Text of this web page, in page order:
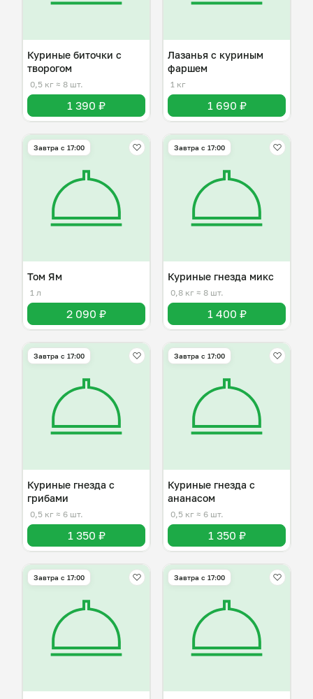
Куриные биточки с
творогом
0,5 кг ≈ 8 шт.
1 390 ₽
Лазанья с куриным
фаршем
1 кг
1 690 ₽
Завтра c 17:00
Том Ям
1 л
2 090 ₽
Завтра c 17:00
Куриные гнезда микс
0,8 кг ≈ 8 шт.
1 400 ₽
Завтра c 17:00
Куриные гнезда с
грибами
0,5 кг ≈ 6 шт.
1 350 ₽
Завтра c 17:00
Куриные гнезда с
ананасом
0,5 кг ≈ 6 шт.
1 350 ₽
Завтра c 17:00 Завтра c 17:00